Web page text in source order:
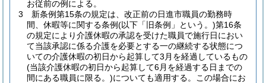
お従前の例による。
3
新条例第15条の規定は、改正前の日進市職員の勤務時
間、休暇等に関する条例(以下「旧条例」という。)第16条
の規定により介護休暇の承認を受けた職員で施行日におい
て当該承認に係る介護を必要とする一の継続する状態につ
いての介護休暇の初日から起算して3月を経過しているもの
(当該介護休暇の初日から起算して6月を経過する日までの
間にある職員に限る。)についても適用する。
この場合にお